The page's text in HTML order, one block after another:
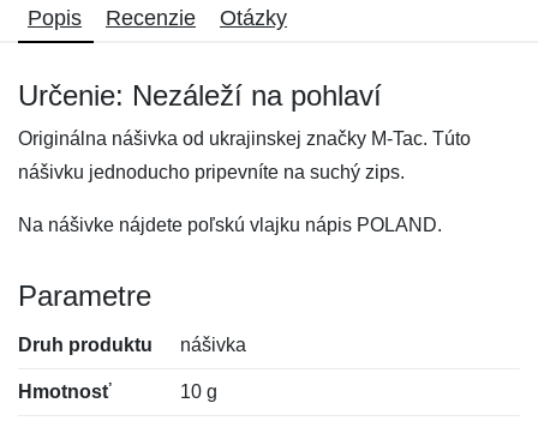
Popis Recenzie Otázky
Určenie: Nezáleží na pohlaví
Originálna nášivka od ukrajinskej značky M-Tac. Túto
nášivku jednoducho pripevníte na suchý zips.
Na nášivke nájdete poľskú vlajku nápis POLAND.
Parametre
Druh produktu nášivka
Hmotnosť 10 g